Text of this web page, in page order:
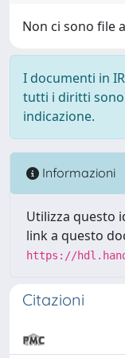
Non ci sono file
I documenti in
tutti i diritti sono
indicazione.
Informazioni
Utilizza questo
link a questo
https://
Citazioni